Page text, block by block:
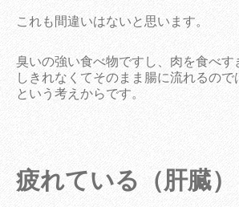
これも間違いはないと思います。
臭いの強い食べ物ですし、肉を食べ
しきれなくてそのまま腸に流れるので
という考えからです。
疲れている（肝臓